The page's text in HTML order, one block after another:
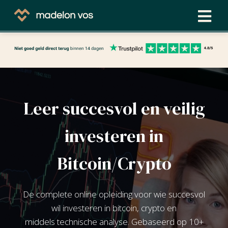
Leer succesvol en veilig
investeren in
Bitcoin/Crypto
De complete online opleiding voor wie succesvol
wil investeren in bitcoin, crypto en
middels technische analyse. Gebaseerd op 10+
te
Ze
gebruikt
deze